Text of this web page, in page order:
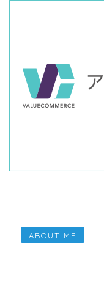
ABOUT ME